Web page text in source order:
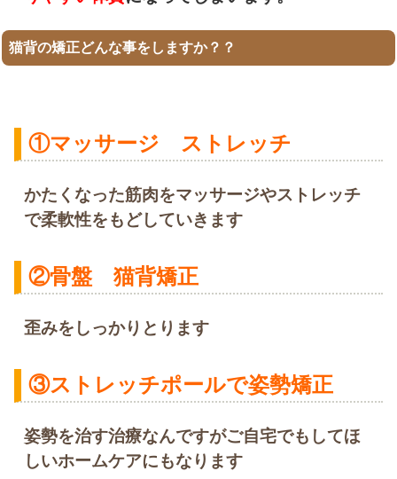
猫背の矯正どんな事をしますか？？
①マッサージ ストレッチ
かたくなった筋肉をマッサージやストレッチ
で柔軟性をもどしていきます
②骨盤 猫背矯正
歪みをしっかりとります
③ストレッチポールで姿勢矯正
姿勢を治す治療なんですがご自宅でもしてほ
しいホームケアにもなります